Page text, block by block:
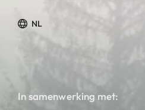
NL
In samenwerking met: